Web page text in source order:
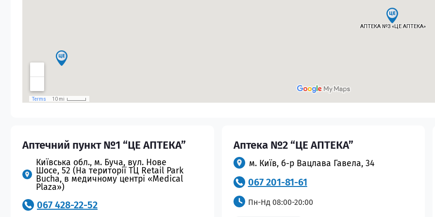
Аптечний пункт №1 “ЦЕ АПТЕКА”
Київська обл., м. Буча, вул. Нове
Шосе, 52 (На території ТЦ Retail Park
Bucha, в медичному центрі «Medical
Plaza»)
067 428-22-52
Аптека №2 “ЦЕ АПТЕКА”
м. Київ, б-р Вацлава Гавела, 34
067 201-81-61
Пн-Нд 08:00-20:00